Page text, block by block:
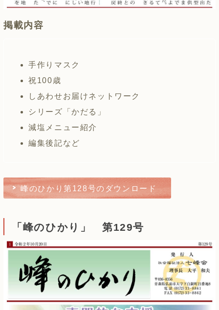
掲載内容
手作りマスク
祝100歳
しあわせお届けネットワーク
シリーズ「かだる」
減塩メニュー紹介
編集後記など
峰のひかり第128号のダウンロード
「峰のひかり」 第129号